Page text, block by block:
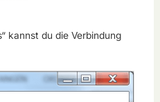
kannst du die Verbindung